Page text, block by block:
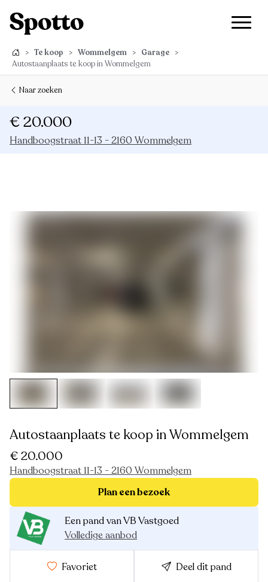
> Te koop > Wommelgem > Garage >
Autostaanplaats te koop in Wommelgem
Naar zoeken
€ 20.000
Handboogstraat 11-13 - 2160 Wommelgem
Autostaanplaats te koop in Wommelgem
€ 20.000
Handboogstraat 11-13 - 2160 Wommelgem
Plan een bezoek
Een pand van VB Vastgoed
Volledige aanbod
Favoriet Deel dit pand